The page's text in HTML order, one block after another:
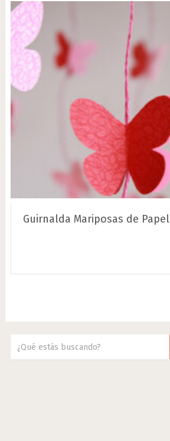
Guirnalda Mariposas de Papel